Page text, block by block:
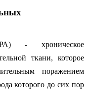
- хроническое
ткани, которое
поражением
которого до сих пор